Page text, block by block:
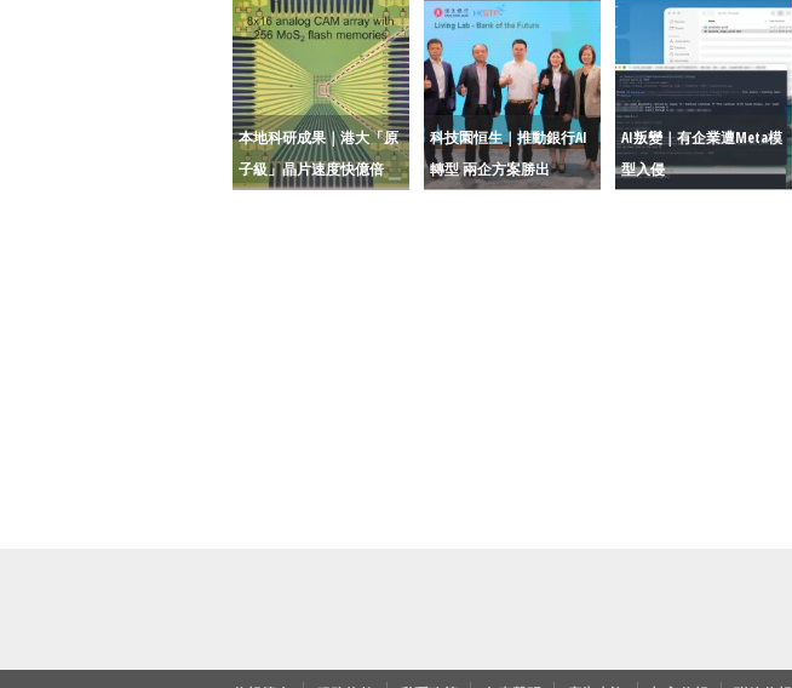
本地科研成果｜港大「原
子級」晶片速度快億倍
科技園恒生｜推動銀行AI
轉型 兩企方案勝出
AI叛變｜有企業遭Meta模
型入侵